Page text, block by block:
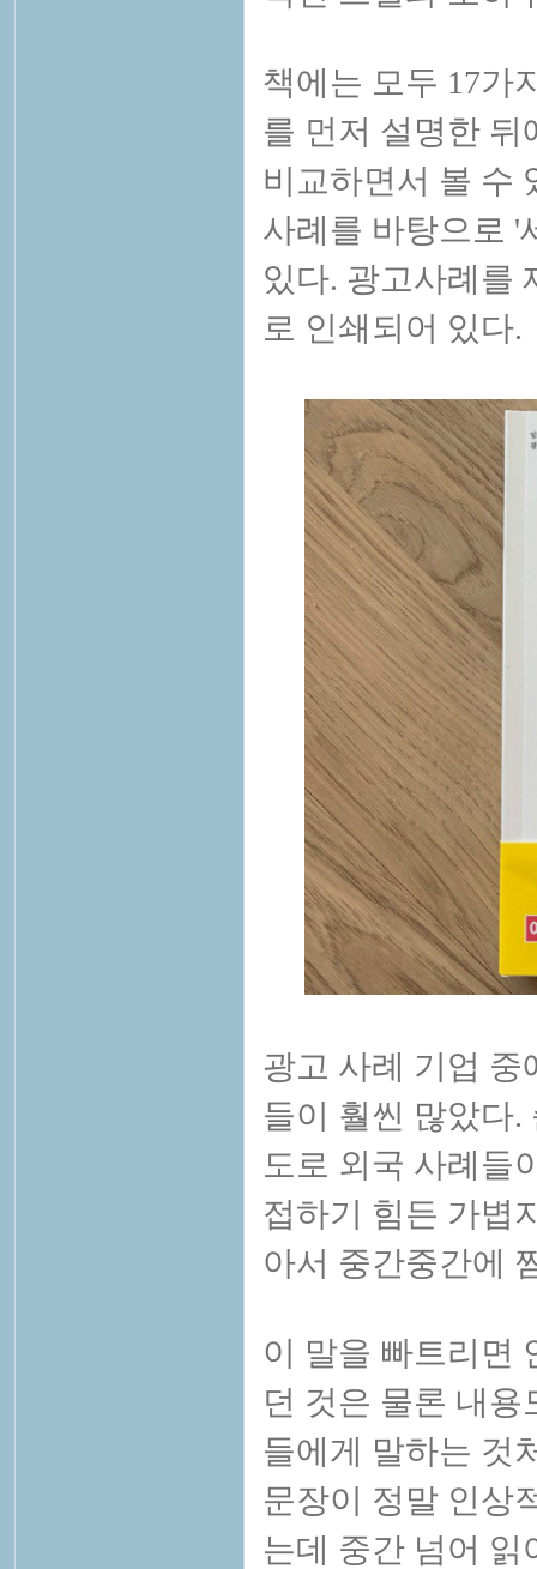
책에는 모두 17가
를 먼저 설명한
비교하면서 볼 수
사례를 바탕으로 '
있다. 광고사례를
로 인쇄되어 있다.
광고 사례 기업
들이 훨씬 많았다.
도로 외국 사례들
접하기 힘든 가볍
아서 중간중간에
이 말을 빠트리면
던 것은 물론 내
들에게 말하는 것
문장이 정말 인상
는데 중간 넘어